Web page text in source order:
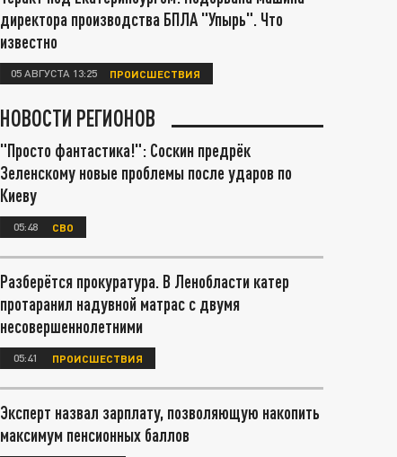
директора производства БПЛА "Упырь". Что
известно
05 АВГУСТА 13:25 ПРОИСШЕСТВИЯ
НОВОСТИ РЕГИОНОВ
"Просто фантастика!": Соскин предрёк
Зеленскому новые проблемы после ударов по
Киеву
05:48 СВО
Разберётся прокуратура. В Ленобласти катер
протаранил надувной матрас с двумя
несовершеннолетними
05:41 ПРОИСШЕСТВИЯ
Эксперт назвал зарплату, позволяющую накопить
максимум пенсионных баллов